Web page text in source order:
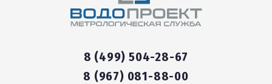
8 (499) 504-28-67
8 (967) 081-88-00